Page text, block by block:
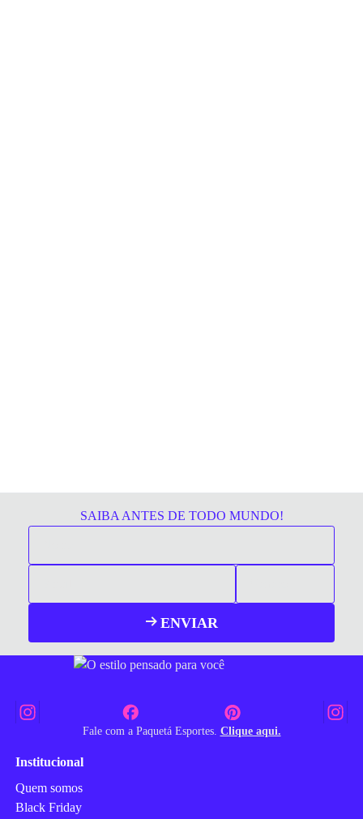
SAIBA ANTES DE TODO MUNDO!
ENVIAR
Fale com a Paquetá Esportes. Clique aqui.
Institucional
Quem somos
Black Friday